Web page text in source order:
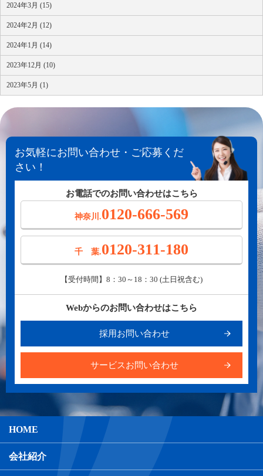
2024年3月 (15)
2024年2月 (12)
2024年1月 (14)
2023年12月 (10)
2023年5月 (1)
お気軽にお問い合わせ・ご応募くだ
さい！
お電話でのお問い合わせはこちら
神奈川.0120-666-569
千 葉.0120-311-180
【受付時間】8：30～18：30 (土日祝含む)
Webからのお問い合わせはこちら
採用お問い合わせ
サービスお問い合わせ
HOME
会社紹介